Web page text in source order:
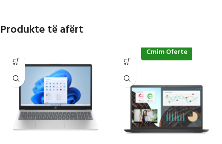
Produkte të afërt
Cmim Oferte